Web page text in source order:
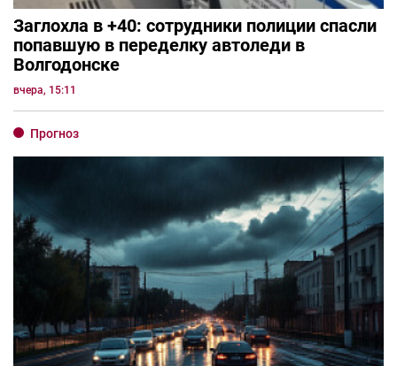
Заглохла в +40: сотрудники полиции спасли
попавшую в переделку автоледи в
Волгодонске
вчера, 15:11
Прогноз